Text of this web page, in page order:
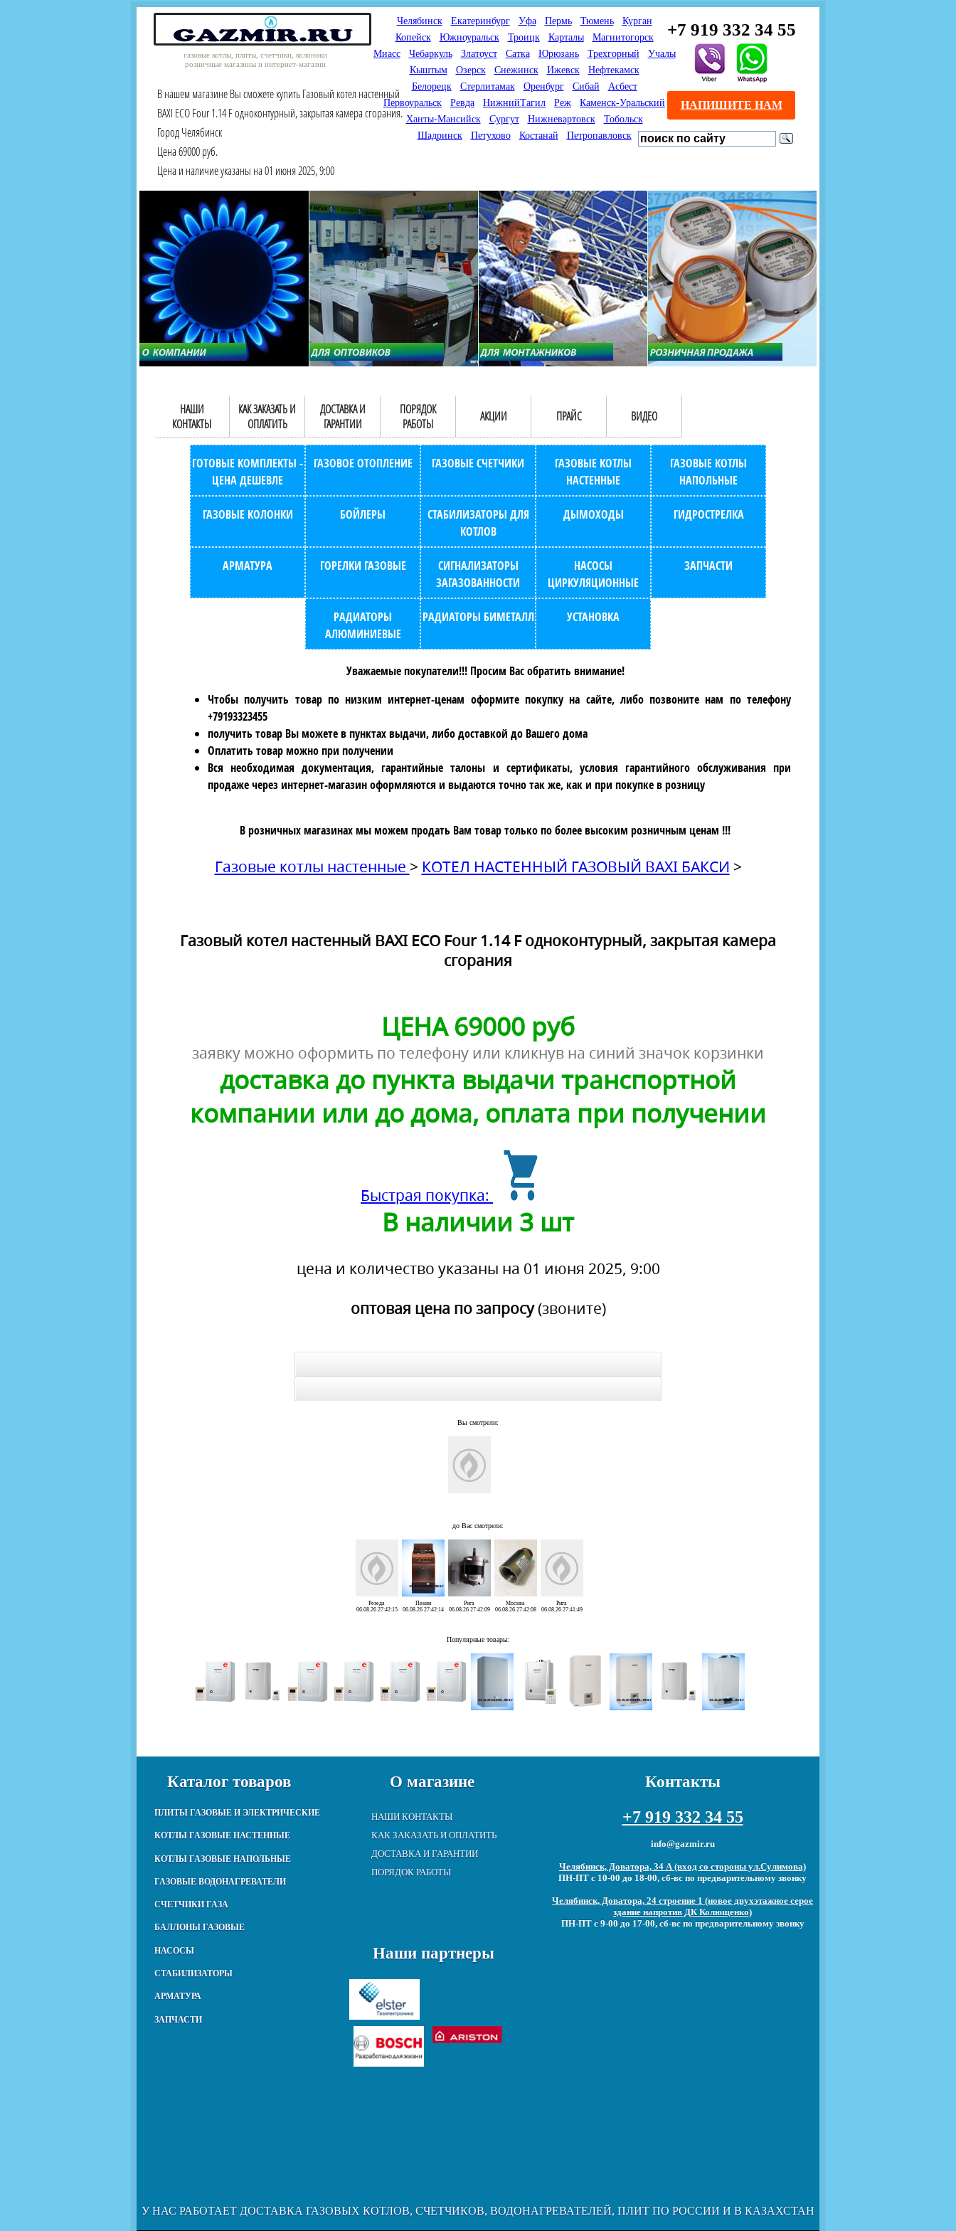
газовые котлы, плиты, счетчики, колоноки
розничные магазины и интернет-магазин
+7 919 332 34 55
Челябинск Екатеринбург Уфа Пермь Тюмень
Курган
Копейск
Южноуральск Троицк Карталы
Магнитогорск
Миасс
Чебаркуль Златоуст Сатка Юрюзань Трехгорный
Учалы
Кыштым
Озерск Снежинск Ижевск
Нефтекамск
Белорецк
Стерлитамак Оренбург Сибай
Асбест
Первоуральск
Ревда НижнийТагил Реж
Каменск-Уральский
Ханты-Мансийск
Сургут Нижневартовск
Тобольск
Шадринск
Петухово Костанай Петропавловск
В нашем магазине Вы сможете купить Газовый котел настенный
BAXI ЕСО Four 1.14 F одноконтурный, закрытая камера сгорания.
Город Челябинск
Цена 69000 руб.
Цена и наличие указаны на 01 июня 2025, 9:00
НАПИШИТЕ НАМ
Мы продаем газовые котлы
для отопления,
водонагреватели, счетчики
газа с доставкой по городам
России и Казахстана
Мы специализируемся на
снабжении магазинов
газового оборудования.
Предлагаем полный
ассортимент товара для
открытия магазина газового
оборудования в Вашем
городе. Мы знаем что будет
продаваться.
Предлагаем взаимовыгодное
сотрудничество
монтажникам газового
оборудования. Если Вы
занимаетесь установкой
газового оборудования, мы
предлагаем Вам оптовые
цены и документарное
сопровождение Ваших
продаж (берем всю
бухгалтерию "на себя")
НАШИ
КОНТАКТЫ
КАК ЗАКАЗАТЬ И
ОПЛАТИТЬ
ДОСТАВКА И
ГАРАНТИИ
ПОРЯДОК
РАБОТЫ
АКЦИИ ПРАЙС ВИДЕО
ГОТОВЫЕ КОМПЛЕКТЫ -
ЦЕНА ДЕШЕВЛЕ
ГАЗОВОЕ ОТОПЛЕНИЕ ГАЗОВЫЕ СЧЕТЧИКИ
ГАЗОВЫЕ КОТЛЫ
НАСТЕННЫЕ
ГАЗОВЫЕ КОТЛЫ
НАПОЛЬНЫЕ
ГАЗОВЫЕ КОЛОНКИ БОЙЛЕРЫ
СТАБИЛИЗАТОРЫ ДЛЯ
КОТЛОВ
ДЫМОХОДЫ ГИДРОСТРЕЛКА
АРМАТУРА ГОРЕЛКИ ГАЗОВЫЕ
СИГНАЛИЗАТОРЫ
ЗАГАЗОВАННОСТИ
НАСОСЫ
ЦИРКУЛЯЦИОННЫЕ
ЗАПЧАСТИ
РАДИАТОРЫ
АЛЮМИНИЕВЫЕ
РАДИАТОРЫ БИМЕТАЛЛ УСТАНОВКА
Уважаемые покупатели!!! Просим Вас обратить внимание!
Чтобы получить товар по низким интернет-ценам оформите покупку на сайте, либо позвоните нам по телефону
+79193323455
получить товар Вы можете в пунктах выдачи, либо доставкой до Вашего дома
Оплатить товар можно при получении
Вся необходимая документация, гарантийные талоны и сертификаты, условия гарантийного обслуживания при
продаже через интернет-магазин оформляются и выдаются точно так же, как и при покупке в розницу
В розничных магазинах мы можем продать Вам товар только по более высоким розничным ценам !!!
Газовые котлы настенные > КОТЕЛ НАСТЕННЫЙ ГАЗОВЫЙ BAXI БАКСИ >
Газовый котел настенный BAXI ЕСО Four 1.14 F одноконтурный, закрытая камера
сгорания
ЦЕНА 69000 руб
заявку можно оформить по телефону или кликнув на синий значок корзинки
доставка до пункта выдачи транспортной
компании или до дома, оплата при получении
Быстрая покупка:
В наличии 3 шт
цена и количество указаны на 01 июня 2025, 9:00
оптовая цена по запросу(звоните)
Вы смотрели:
до Вас смотрели:
Резеда
06.08.26 27:42:15
Пекин
06.08.26 27:42:14
Рига
06.08.26 27:42:09
Москва
06.08.26 27:42:08
Рига
06.08.26 27:41:49
Популярные товары:
Каталог товаров
ПЛИТЫ ГАЗОВЫЕ И ЭЛЕКТРИЧЕСКИЕ
КОТЛЫ ГАЗОВЫЕ НАСТЕННЫЕ
КОТЛЫ ГАЗОВЫЕ НАПОЛЬНЫЕ
ГАЗОВЫЕ ВОДОНАГРЕВАТЕЛИ
СЧЕТЧИКИ ГАЗА
БАЛЛОНЫ ГАЗОВЫЕ
НАСОСЫ
СТАБИЛИЗАТОРЫ
АРМАТУРА
ЗАПЧАСТИ
О магазине
НАШИ КОНТАКТЫ
КАК ЗАКАЗАТЬ И ОПЛАТИТЬ
ДОСТАВКА И ГАРАНТИИ
ПОРЯДОК РАБОТЫ
Наши партнеры
Контакты
+7 919 332 34 55
info@gazmir.ru
Челябинск, Доватора, 34 А (вход со стороны ул.Сулимова)
ПН-ПТ с 10-00 до 18-00, сб-вс по предварительному звонку
Челябинск, Доватора, 24 строение 1 (новое двухэтажное серое
здание напротив ДК Колющенко)
ПН-ПТ с 9-00 до 17-00, сб-вс по предварительному звонку
У НАС РАБОТАЕТ ДОСТАВКА ГАЗОВЫХ КОТЛОВ, СЧЕТЧИКОВ, ВОДОНАГРЕВАТЕЛЕЙ, ПЛИТ ПО РОССИИ И В КАЗАХСТАН